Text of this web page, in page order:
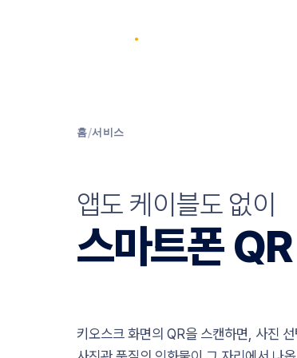
.
홈/서비스
앱도 케이블도 없이
스마트폰
키오스크 화면의 QR을 스캔하면, 사진